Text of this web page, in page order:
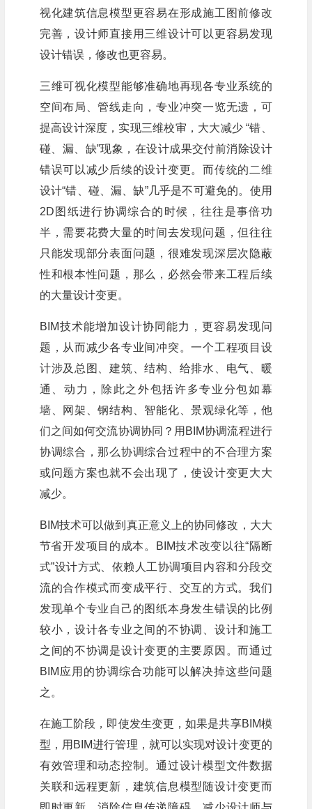
视化建筑信息模型更容易在形成施工图前修改
完善，设计师直接用三维设计可以更容易发现
设计错误，修改也更容易。
三维可视化模型能够准确地再现各专业系统的
空间布局、管线走向，专业冲突一览无遗，可
提高设计深度，实现三维校审，大大减少 “错、
碰、漏、缺”现象，在设计成果交付前消除设计
错误可以减少后续的设计变更。而传统的二维
设计“错、碰、漏、缺”几乎是不可避免的。使用
2D图纸进行协调综合的时候，往往是事倍功
半，需要花费大量的时间去发现问题，但往往
只能发现部分表面问题，很难发现深层次隐蔽
性和根本性问题，那么，必然会带来工程后续
的大量设计变更。
BIM技术能增加设计协同能力，更容易发现问
题，从而减少各专业间冲突。一个工程项目设
计涉及总图、建筑、结构、给排水、电气、暖
通、动力，除此之外包括许多专业分包如幕
墙、网架、钢结构、智能化、景观绿化等，他
们之间如何交流协调协同？用BIM协调流程进行
协调综合，那么协调综合过程中的不合理方案
或问题方案也就不会出现了，使设计变更大大
减少。
BIM技术可以做到真正意义上的协同修改，大大
节省开发项目的成本。BIM技术改变以往“隔断
式”设计方式、依赖人工协调项目内容和分段交
流的合作模式而变成平行、交互的方式。我们
发现单个专业自己的图纸本身发生错误的比例
较小，设计各专业之间的不协调、设计和施工
之间的不协调是设计变更的主要原因。而通过
BIM应用的协调综合功能可以解决掉这些问题
之。
在施工阶段，即使发生变更，如果是共享BIM模
型，用BIM进行管理，就可以实现对设计变更的
有效管理和动态控制。通过设计模型文件数据
关联和远程更新，建筑信息模型随设计变更而